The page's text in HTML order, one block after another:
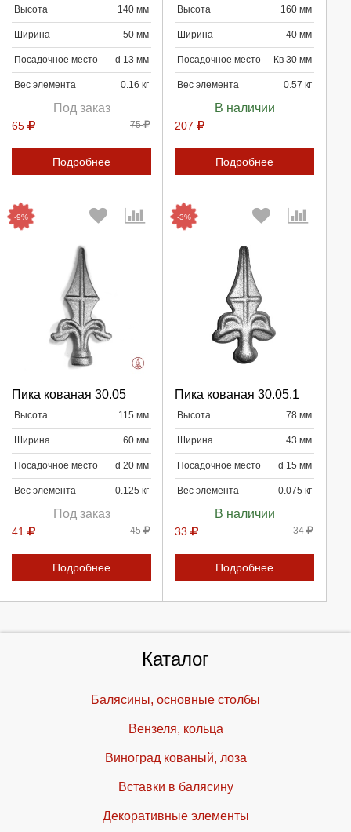
Высота 140 мм
Ширина 50 мм
Посадочное место d 13 мм
Вес элемента 0.16 кг
Под заказ
65 75
Подробнее
Продолжить
Отмена
Высота 160 мм
Ширина 40 мм
Посадочное место Кв 30 мм
Вес элемента 0.57 кг
В наличии
207
Подробнее
Продолжить
Отмена
Пика кованая 30.05
Высота 115 мм
Ширина 60 мм
Посадочное место d 20 мм
Вес элемента 0.125 кг
Под заказ
-9%
41 45
Подробнее
Выберите количество:
Продолжить
Отмена
Пика кованая 30.05.1
Высота 78 мм
Ширина 43 мм
Посадочное место d 15 мм
Вес элемента 0.075 кг
В наличии
-3%
33 34
Подробнее
Выберите количество:
Продолжить
Отмена
Каталог
Балясины, основные столбы
Вензеля, кольца
Виноград кованый, лоза
Вставки в балясину
Декоративные элементы